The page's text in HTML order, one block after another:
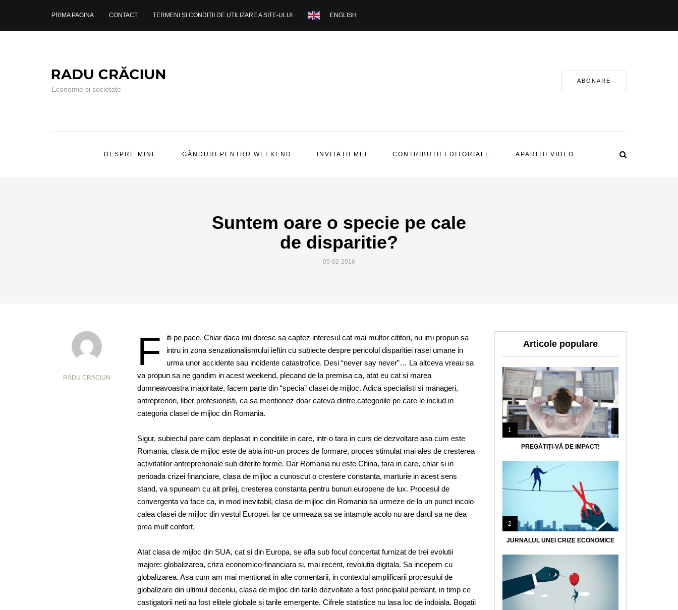
PRIMA PAGINA CONTACT TERMENI ȘI CONDIȚII DE UTILIZARE A SITE-ULUI ENGLISH
Economie si societate
ABONARE
DESPRE MINE GÂNDURI PENTRU WEEKEND INVITAȚII MEI CONTRIBUȚII EDITORIALE APARIȚII VIDEO
Suntem oare o specie pe cale
de disparitie?
05-02-2016
RADU CRACIUN
F
iti pe pace. Chiar daca imi doresc sa captez interesul cat mai multor cititori, nu imi propun sa
intru in zona senzationalismului ieftin cu subiecte despre pericolul disparitiei rasei umane in
urma unor accidente sau incidente catastrofice. Desi “never say never”… La altceva vreau sa
va propun sa ne gandim in acest weekend, plecand de la premisa ca, atat eu cat si marea
dumneavoastra majoritate, facem parte din “specia” clasei de mijloc. Adica specialisti si manageri,
antreprenori, liber profesionisti, ca sa mentionez doar cateva dintre categoriile pe care le includ in
categoria clasei de mijloc din Romania.
Sigur, subiectul pare cam deplasat in conditiile in care, intr-o tara in curs de dezvoltare asa cum este
Romania, clasa de mijloc este de abia intr-un proces de formare, proces stimulat mai ales de cresterea
activitatilor antreprenoriale sub diferite forme. Dar Romania nu este China, tara in care, chiar si in
perioada crizei financiare, clasa de mijloc a cunoscut o crestere constanta, marturie in acest sens
stand, va spuneam cu alt prilej, cresterea constanta pentru bunuri europene de lux. Procesul de
convergenta va face ca, in mod inevitabil, clasa de mijloc din Romania sa urmeze de la un punct incolo
calea clasei de mijloc din vestul Europei. Iar ce urmeaza sa se intample acolo nu are darul sa ne dea
prea mult confort.
Atat clasa de mijloc din SUA, cat si din Europa, se afla sub focul concertat furnizat de trei evolutii
majore: globalizarea, criza economico-financiara si, mai recent, revolutia digitala. Sa incepem cu
globalizarea. Asa cum am mai mentionat in alte comentarii, in contextul amplificarii procesului de
globalizare din ultimul deceniu, clasa de mijloc din tarile dezvoltate a fost principalul perdant, in timp ce
castigatorii neti au fost elitele globale si tarile emergente. Cifrele statistice nu lasa loc de indoiala. Bogatii
Articole populare
1
PREGĂTIȚI-VĂ DE IMPACT!
2
JURNALUL UNEI CRIZE ECONOMICE